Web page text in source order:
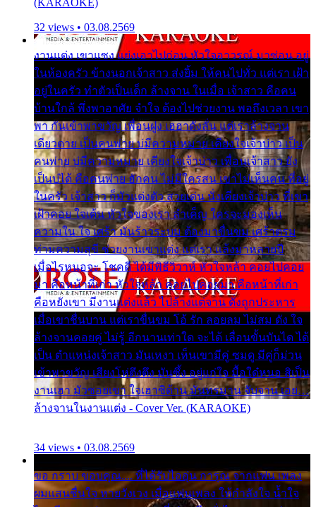
32 views • 03.08.2569
งานแต่ง เขาแซง แย่งเอาไปก่อน หัวใจอาวรณ์ มาซ่อน อยู่
ในห้องครัว ข้างนอกเจ้าสาว ส่งยิ้ม ให้คนไปทั่ว แต่เรา เฝ้า
อยู่ในครัว ทำตัวเป็นเด็ก ล้างจาน ในเมื่อ เจ้าสาว คือคน
บ้านใกล้ พึ่งพาอาศัย จำใจ ต้องไปช่วยงาน พอถึงเวลา เขา
พา กันเข้าพาขวัญ เพื่อนฝูง เฮฮาดังลั่น แต่เราล้างจาน
เดียวดาย เป็นคนพ่าย บ่มีความหมาย เคียงใจเจ้าบ่าว เป็น
คนพ่าย บ่มีความหมาย เคียงใจเจ้าบ่าว เพื่อนเจ้าสาว ยัง
เป็นบ่ได้ คือคนพ่าย ฮักคน ไม่มีใครสน เขาไม่เห็นคน ที่อยู่
ในครัว เจ้าสาว ก็มัวแต่งตัว สวยเด่น นั่งเคียงเจ้าบ่าว ที่เขา
เฝ้าคอย ใจเต้น หัวใจของเรา ลำเค็ญ ใครจะมองเห็น
ความใน ใจ เศร้า มันร้าวระบม ต้องมาขื่นขม เศร้าตรม
ท่ามความสุขี ช่วยงานเขาแต่ง แต่เรา แล้งมาหลายปี
เมื่อไรหนอจะ โชคดี ได้มีพิธีวิวาห์ หัวใจหล้า คอยไปคอย
มา คือหน้าที่เก่า หัวใจหล้า คอยไปคอยมา คือหน้าที่เก่า
คือหยังเขา มีงานแต่งแล้ว ไปล้างแต่จาน ดั่งถูกประหาร
เมื่อเขาชื่นบาน แต่เราขื่นขม โอ้ รัก ลอยลม ไม่สม ดัง ใจ
ล้างจานคอยคู่ ไม่รู้ อีกนานเท่าใด จะได้ เลื่อนขั้นบันได ได้
เป็น ตำแหน่งเจ้าสาว มันเหงา เห็นเขามีคู่ ซมดู มีคู่ก็ม่วน
เข้าพาขวัญ เสียงโห่ตึงตึง มันซึ้ง อยู่แก่ใจ มื้อใด๋หนอ สิเป็น
งานเฮา มัวซอยเขา ใจเฮาซิด้าน มันทรมาน จับจาน เอย…
ล้างจานในงานแต่ง - Cover Ver. (KARAOKE)
34 views • 03.08.2569
ขอ กราบ ขอบคุณ.... ที่ได้รับไออุ่น การุณ จากแฟน เพลง
ผมแสนชื่นใจ หายวังเวง เมื่อแฟนเพลง ให้กำลังใจ น้ำใจ